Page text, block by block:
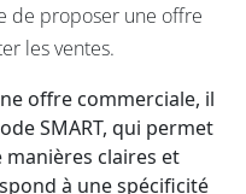
de proposer une offre
les ventes.
offre commerciale, il
SMART, qui permet
claires et
à une spécificité